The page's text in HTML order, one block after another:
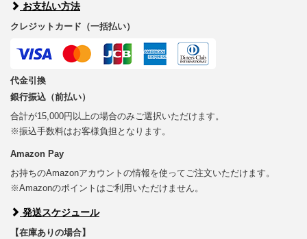
お支払い方法
クレジットカード（一括払い）
代金引換
銀行振込（前払い）
合計が15,000円以上の場合のみご選択いただけます。
※振込手数料はお客様負担となります。
Amazon Pay
お持ちのAmazonアカウントの情報を使ってご注文いただけます。
※Amazonのポイントはご利用いただけません。
発送スケジュール
【在庫ありの場合】